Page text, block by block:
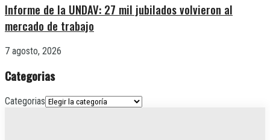
Informe de la UNDAV: 27 mil jubilados volvieron al
mercado de trabajo
7 agosto, 2026
Categorias
Categorias